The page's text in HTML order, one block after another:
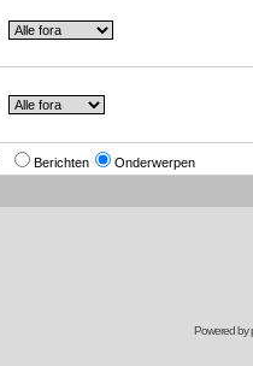
Berichten Onderwerpen
Powered by